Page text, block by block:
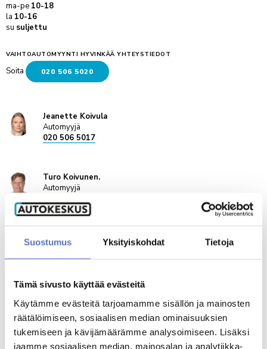
Suostumus Yksityiskohdat Tietoja
Tämä sivusto käyttää evästeitä
Käytämme evästeitä tarjoamamme sisällön ja mainosten
räätälöimiseen, sosiaalisen median ominaisuuksien
tukemiseen ja kävijämäärämme analysoimiseen. Lisäksi
jaamme sosiaalisen median, mainosalan ja analytiikka-
ma-pe 10-18
la 10-16
su suljettu
VAIHTOAUTOMYYNTI HYVINKÄÄ YHTEYSTIEDOT
Soita 020 506 5020
Jeanette Koivula
Automyyjä
020 506 5017
FIN
Turo Koivunen.
Automyyjä
Joonatan Kuivalainen
FIN
Petri Ahovalli.
Myyntipäällikkö
020 506 5015